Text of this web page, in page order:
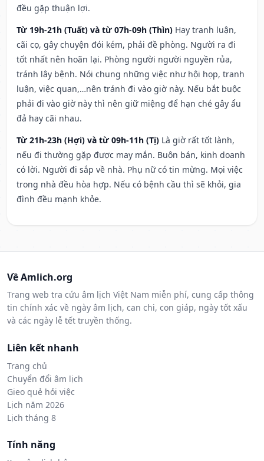
đều gặp thuận lợi.
Từ 19h-21h (Tuất) và từ 07h-09h (Thìn) Hay tranh luận,
cãi cọ, gây chuyện đói kém, phải đề phòng. Người ra đi
tốt nhất nên hoãn lại. Phòng người người nguyền rủa,
tránh lây bệnh. Nói chung những việc như hội họp, tranh
luận, việc quan,…nên tránh đi vào giờ này. Nếu bắt buộc
phải đi vào giờ này thì nên giữ miệng để hạn ché gây ẩu
đả hay cãi nhau.
Từ 21h-23h (Hợi) và từ 09h-11h (Tị) Là giờ rất tốt lành,
nếu đi thường gặp được may mắn. Buôn bán, kinh doanh
có lời. Người đi sắp về nhà. Phụ nữ có tin mừng. Mọi việc
trong nhà đều hòa hợp. Nếu có bệnh cầu thì sẽ khỏi, gia
đình đều mạnh khỏe.
Về Amlich.org
Trang web tra cứu âm lịch Việt Nam miễn phí, cung cấp thông
tin chính xác về ngày âm lịch, can chi, con giáp, ngày tốt xấu
và các ngày lễ tết truyền thống.
Liên kết nhanh
Trang chủ
Chuyển đổi âm lịch
Gieo quẻ hỏi việc
Lịch năm 2026
Lịch tháng 8
Tính năng